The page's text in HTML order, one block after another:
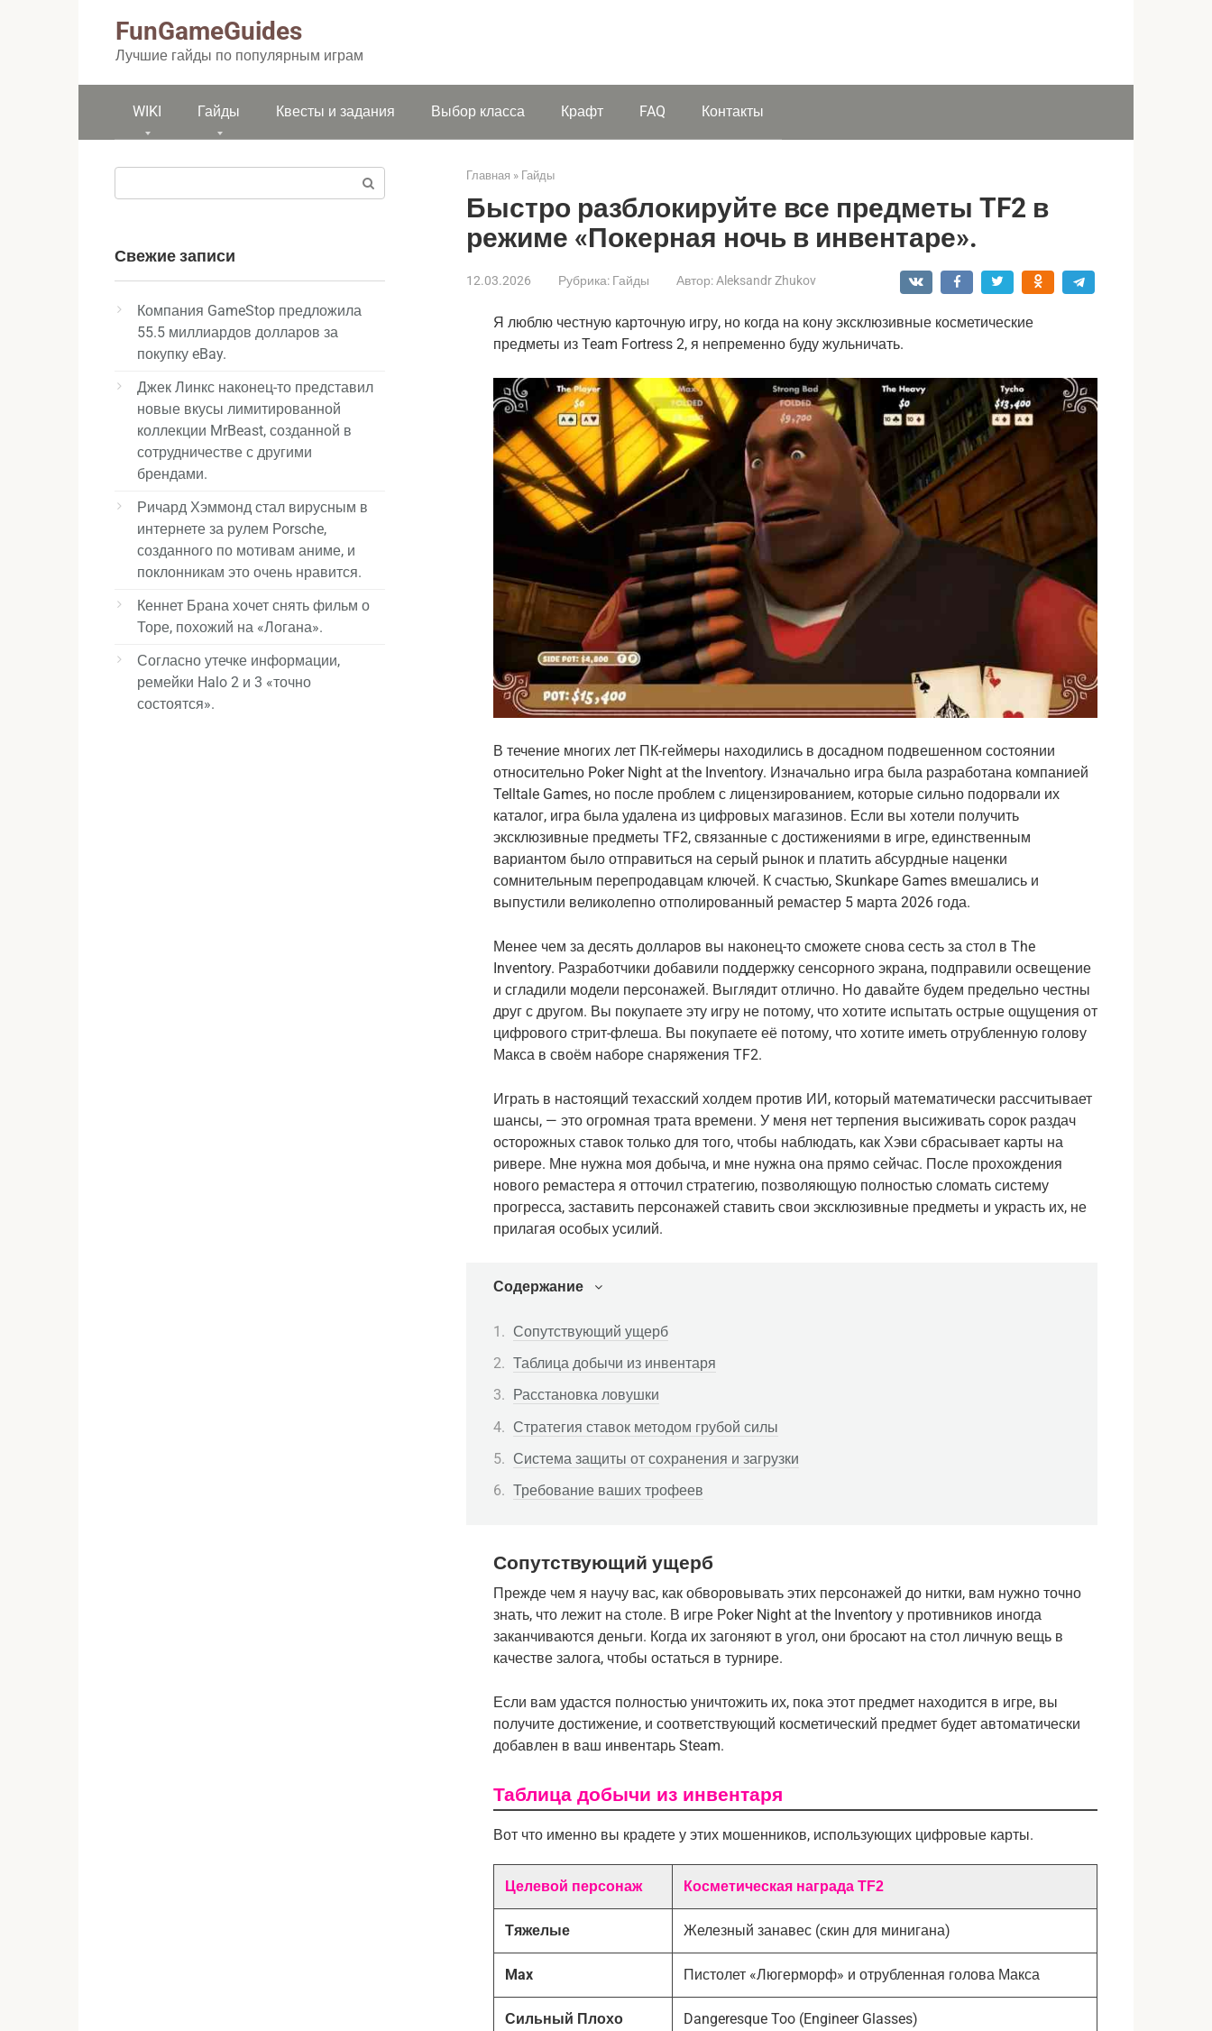
FunGameGuides
Лучшие гайды по популярным играм
WIKI Гайды Квесты и задания Выбор класса Крафт FAQ Контакты
Главная » Гайды
Быстро разблокируйте все предметы TF2 в
режиме «Покерная ночь в инвентаре».
12.03.2026 Рубрика: Гайды Автор: Aleksandr Zhukov
Я люблю честную карточную игру, но когда на кону эксклюзивные косметические
предметы из Team Fortress 2, я непременно буду жульничать.
В течение многих лет ПК-геймеры находились в досадном подвешенном состоянии
относительно Poker Night at the Inventory. Изначально игра была разработана компанией
Telltale Games, но после проблем с лицензированием, которые сильно подорвали их
каталог, игра была удалена из цифровых магазинов. Если вы хотели получить
эксклюзивные предметы TF2, связанные с достижениями в игре, единственным
вариантом было отправиться на серый рынок и платить абсурдные наценки
сомнительным перепродавцам ключей. К счастью, Skunkape Games вмешались и
выпустили великолепно отполированный ремастер 5 марта 2026 года.
Менее чем за десять долларов вы наконец-то сможете снова сесть за стол в The
Inventory. Разработчики добавили поддержку сенсорного экрана, подправили освещение
и сгладили модели персонажей. Выглядит отлично. Но давайте будем предельно честны
друг с другом. Вы покупаете эту игру не потому, что хотите испытать острые ощущения от
цифрового стрит-флеша. Вы покупаете её потому, что хотите иметь отрубленную голову
Макса в своём наборе снаряжения TF2.
Играть в настоящий техасский холдем против ИИ, который математически рассчитывает
шансы, — это огромная трата времени. У меня нет терпения высиживать сорок раздач
осторожных ставок только для того, чтобы наблюдать, как Хэви сбрасывает карты на
ривере. Мне нужна моя добыча, и мне нужна она прямо сейчас. После прохождения
нового ремастера я отточил стратегию, позволяющую полностью сломать систему
прогресса, заставить персонажей ставить свои эксклюзивные предметы и украсть их, не
прилагая особых усилий.
Содержание
Сопутствующий ущерб
Таблица добычи из инвентаря
Расстановка ловушки
Стратегия ставок методом грубой силы
Система защиты от сохранения и загрузки
Требование ваших трофеев
Сопутствующий ущерб
Прежде чем я научу вас, как обворовывать этих персонажей до нитки, вам нужно точно
знать, что лежит на столе. В игре Poker Night at the Inventory у противников иногда
заканчиваются деньги. Когда их загоняют в угол, они бросают на стол личную вещь в
качестве залога, чтобы остаться в турнире.
Если вам удастся полностью уничтожить их, пока этот предмет находится в игре, вы
получите достижение, и соответствующий косметический предмет будет автоматически
добавлен в ваш инвентарь Steam.
Таблица добычи из инвентаря
Вот что именно вы крадете у этих мошенников, использующих цифровые карты.
Целевой персонаж Косметическая награда TF2
Тяжелые Железный занавес (скин для минигана)
Max Пистолет «Люгерморф» и отрубленная голова Макса
Сильный Плохо Dangeresque Too (Engineer Glasses)
Свежие записи
Компания GameStop предложила
55.5 миллиардов долларов за
покупку eBay.
Джек Линкс наконец-то представил
новые вкусы лимитированной
коллекции MrBeast, созданной в
сотрудничестве с другими
брендами.
Ричард Хэммонд стал вирусным в
интернете за рулем Porsche,
созданного по мотивам аниме, и
поклонникам это очень нравится.
Кеннет Брана хочет снять фильм о
Торе, похожий на «Логана».
Согласно утечке информации,
ремейки Halo 2 и 3 «точно
состоятся».